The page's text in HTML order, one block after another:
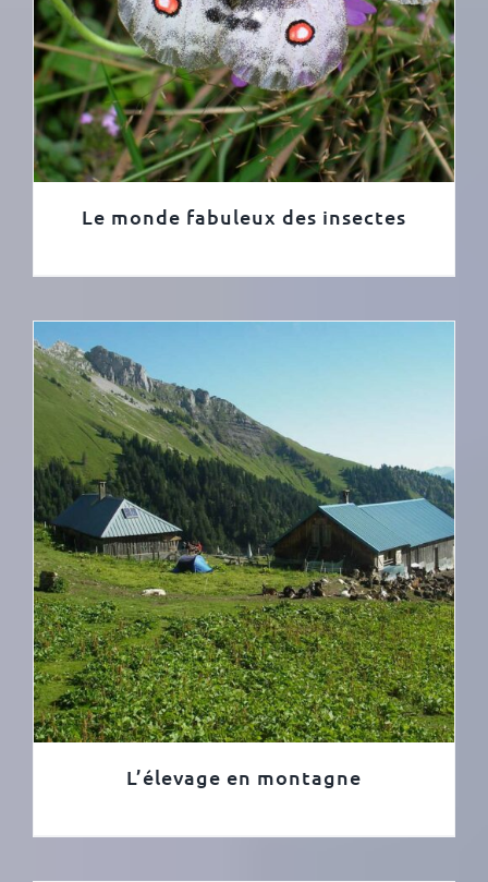
Le monde fabuleux des insectes
L’élevage en montagne